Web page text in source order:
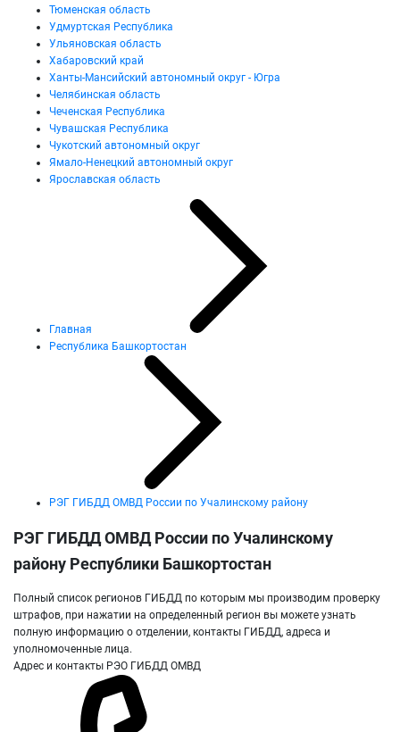
Тюменская область
Удмуртская Республика
Ульяновская область
Хабаровский край
Ханты-Мансийский автономный округ - Югра
Челябинская область
Чеченская Республика
Чувашская Республика
Чукотский автономный округ
Ямало-Ненецкий автономный округ
Ярославская область
Главная
Республика Башкортостан
РЭГ ГИБДД ОМВД России по Учалинскому району
РЭГ ГИБДД ОМВД России по Учалинскому
району Республики Башкортостан
Полный список регионов ГИБДД по которым мы производим проверку
штрафов, при нажатии на определенный регион вы можете узнать
полную информацию о отделении, контакты ГИБДД, адреса и
уполномоченные лица.
Адрес и контакты РЭО ГИБДД ОМВД